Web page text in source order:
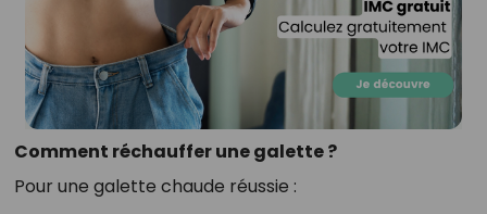
Comment réchauffer une galette ?
Pour une galette chaude réussie :